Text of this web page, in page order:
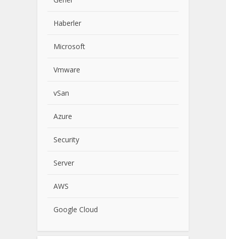
Haberler
Microsoft
Vmware
vSan
Azure
Security
Server
AWS
Google Cloud